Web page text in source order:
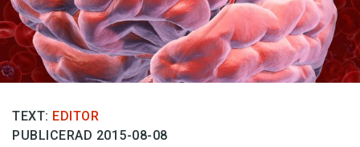
Podden
Anmäl till språkpolisen
Föreslå nyord
Prenumerera
TEXT: EDITOR
PUBLICERAD 2015-08-08